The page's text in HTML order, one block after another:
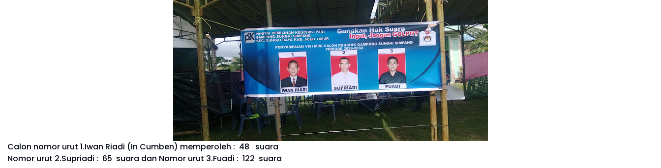
Calon nomor urut 1.Iwan Riadi (In Cumben) memperoleh : 48 suara
Nomor urut 2.Supriadi : 65 suara dan Nomor urut 3.Fuadi : 122 suara